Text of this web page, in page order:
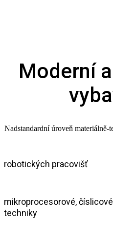
Moderní
Nadstandardní úroveň
robotických pracovišť
mikroprocesorové,
techniky